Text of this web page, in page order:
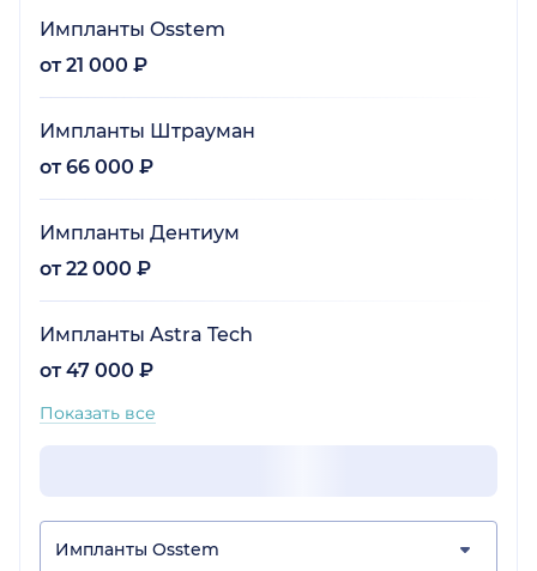
Импланты Osstem
от 21 000 ₽
Импланты Штрауман
от 66 000 ₽
Импланты Дентиум
от 22 000 ₽
Импланты Astra Tech
от 47 000 ₽
Показать все
Импланты Osstem